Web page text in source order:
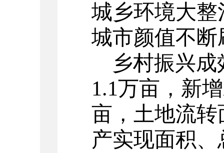
城乡环境大
城市颜值不断
乡村振兴
1.1万亩，新
亩，土地流转
产实现面积